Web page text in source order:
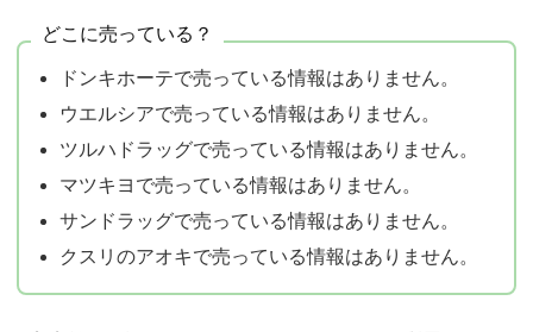
どこに売っている？
ドンキホーテで売っている情報はありません。
ウエルシアで売っている情報はありません。
ツルハドラッグで売っている情報はありません。
マツキヨで売っている情報はありません。
サンドラッグで売っている情報はありません。
クスリのアオキで売っている情報はありません。